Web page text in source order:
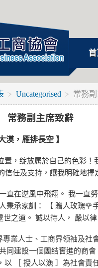
首
Uncategorised 常務
常務副主席致辭
漠，雁排長空 】
置，绽放属於自己的色彩！
信任及支持，讓我明確地擇
直在逆風中飛翔。 我一直
秉𠄘家訓： 【 贈人玫瑰🌹
世之道。 誠以待人， 嚴以
業人士、工商界领袖及社
同建設一個團结𡚒進的商
以 ［ 授人以漁 ］為社會責